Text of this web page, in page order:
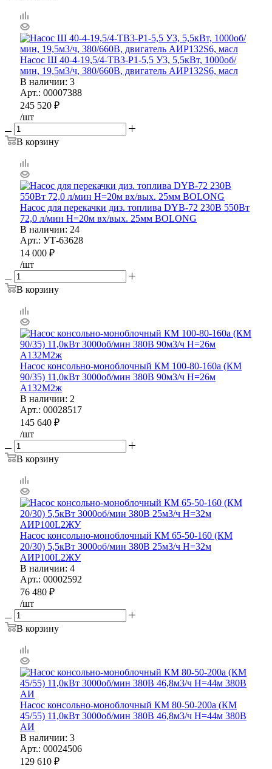
Насос Ш 40-4-19,5/4-ТВ3-Р1-5,5 У3, 5,5кВт, 1000об/
мин, 19,5м3/ч, 380/660В, двигатель АИР132S6, масл
В наличии: 3
Арт.: 00007388
245 520 ₽
/шт
В корзину
Насос для перекачки диз. топлива DYB-72 230В 550Вт
72,0 л/мин Н=20м вх/вых. 25мм BOLONG
В наличии: 24
Арт.: УТ-63628
14 000 ₽
/шт
В корзину
Насос консольно-моноблочный КМ 100-80-160а (КМ
90/35) 11,0кВт 3000об/мин 380В 90м3/ч H=26м
А132М2ж
В наличии: 2
Арт.: 00028517
145 640 ₽
/шт
В корзину
Насос консольно-моноблочный КМ 65-50-160 (КМ
20/30) 5,5кВт 3000об/мин 380В 25м3/ч H=32м
АИР100L2ЖУ
В наличии: 4
Арт.: 00002592
76 480 ₽
/шт
В корзину
Насос консольно-моноблочный КМ 80-50-200а (КМ
45/55) 11,0кВт 3000об/мин 380В 46,8м3/ч H=44м 380В
АИ
В наличии: 3
Арт.: 00024506
129 610 ₽